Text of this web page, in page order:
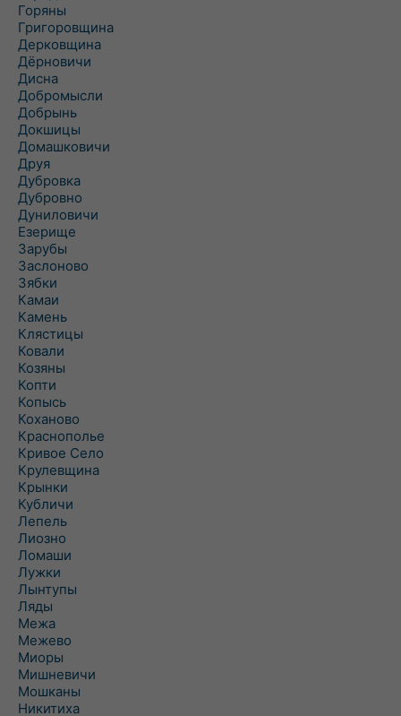
Горяны
Григоровщина
Дерковщина
Дёрновичи
Дисна
Добромысли
Добрынь
Докшицы
Домашковичи
Друя
Дубровка
Дубровно
Дуниловичи
Езерище
Зарубы
Заслоново
Зябки
Камаи
Камень
Клястицы
Ковали
Козяны
Копти
Копысь
Коханово
Краснополье
Кривое Село
Крулевщина
Крынки
Кубличи
Лепель
Лиозно
Ломаши
Лужки
Лынтупы
Ляды
Межа
Межево
Миоры
Мишневичи
Мошканы
Никитиха